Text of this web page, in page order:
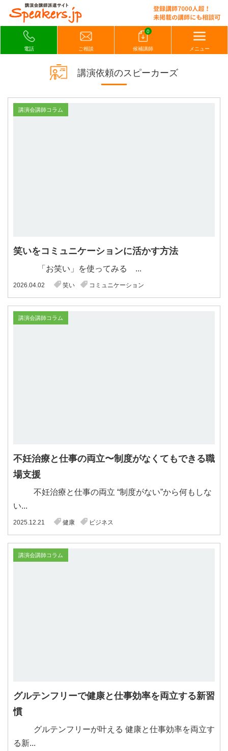
電話 ご相談
0
候補講師 メニュー
講演依頼のスピーカーズ
講演会講師コラム
笑いをコミュニケーションに活かす方法
「お笑い」を使ってみる ...
2026.04.02 笑い コミュニケーション
講演会講師コラム
不妊治療と仕事の両立〜制度がなくてもできる職
場支援
不妊治療と仕事の両立 “制度がない”から何もしな
い...
2025.12.21 健康 ビジネス
講演会講師コラム
グルテンフリーで健康と仕事効率を両立する新習
慣
グルテンフリーが叶える 健康と仕事効率を両立す
る新...